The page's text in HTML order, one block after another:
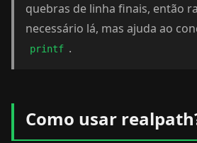
quebras de linha finais, então
necessário lá, mas ajuda ao
printf .
Como usar